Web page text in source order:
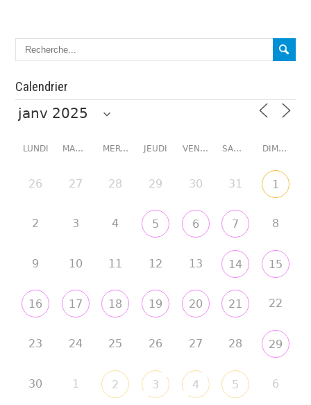
Calendrier
LUNDI MARDI MERCREDI JEUDI VENDREDI SAMEDI DIMANCHE
26 27 28 29 30 31 1
2 3 4 5 6 7 8
9 10 11 12 13 14 15
16 17 18 19 20 21 22
23 24 25 26 27 28 29
30 1 2 3 4 5 6